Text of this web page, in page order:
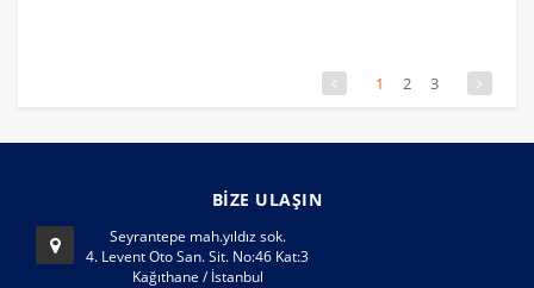
1 2 3
BİZE ULAŞIN
Seyrantepe mah.yıldız sok.
4. Levent Oto San. Sit. No:46 Kat:3
Kağıthane / İstanbul